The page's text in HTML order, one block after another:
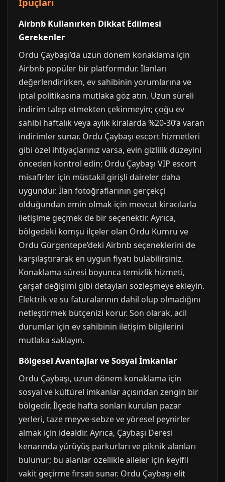
Airbnb Kullanırken Dikkat Edilmesi
Gerekenler
Ordu Çaybaşı’da uzun dönem konaklama için
Airbnb popüler bir platformdur. İlanları
değerlendirirken, ev sahibinin yorumlarına ve
iptal politikasına mutlaka göz atın. Uzun süreli
indirim talep etmekten çekinmeyin; çoğu ev
sahibi haftalık veya aylık kiralarda %20-30’a varan
indirimler sunar. Ordu Çaybaşı escort hizmetleri
gibi özel ihtiyaçlarınız varsa, evin gizlilik düzeyini
önceden kontrol edin; Ordu Çaybaşı VIP escort
misafirler için müstakil girişli daireler daha
uygundur. İlan fotoğraflarının gerçekçi
olduğundan emin olmak için mevcut kiracılarla
iletişime geçmek de bir seçenektir. Ayrıca,
bölgedeki komşu ilçeler olan Ordu Kumru ve
Ordu Gürgentepe’deki Airbnb seçeneklerini de
karşılaştırarak en uygun fiyatı bulabilirsiniz.
Konaklama süresi boyunca temizlik hizmeti,
çarşaf değişimi gibi detayları sözleşmeye ekleyin.
Elektrik ve su faturalarının dahil olup olmadığını
netleştirmek bütçenizi korur. Son olarak, acil
durumlar için ev sahibinin iletişim bilgilerini
mutlaka saklayın.
Bölgesel Avantajlar ve Sosyal İmkanlar
Ordu Çaybaşı, uzun dönem konaklama için
sosyal ve kültürel imkanlar açısından zengin bir
bölgedir. İlçede hafta sonları kurulan pazar
yerleri, taze meyve-sebze ve yöresel peynirler
almak için idealdir. Ayrıca, Çaybaşı Deresi
kenarında yürüyüş parkurları ve piknik alanları
bulunur; bu alanlar özellikle aileler için keyifli
vakit geçirme fırsatı sunar. Ordu Çaybaşı elit